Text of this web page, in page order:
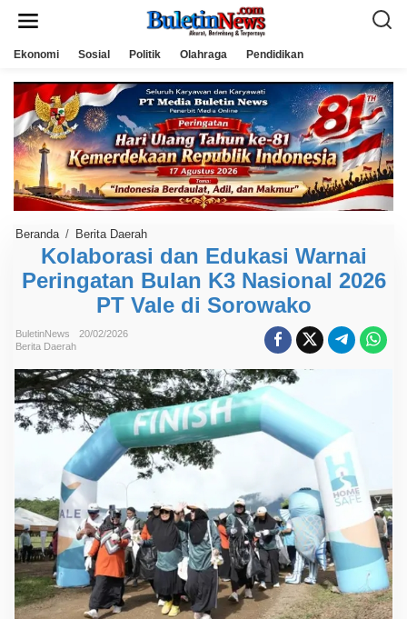
Ekonomi Sosial Politik Olahraga Pendidikan
Beranda / Berita Daerah
o
l
a
b
o
r
d
a
n
E
d
u
k
a
s
W
a
r
n
a
i
P
e
Kolaborasi dan Edukasi Warnai
Peringatan Bulan K3 Nasional 2026
PT Vale di Sorowako
BuletinNews
20/02/2026
Berita Daerah